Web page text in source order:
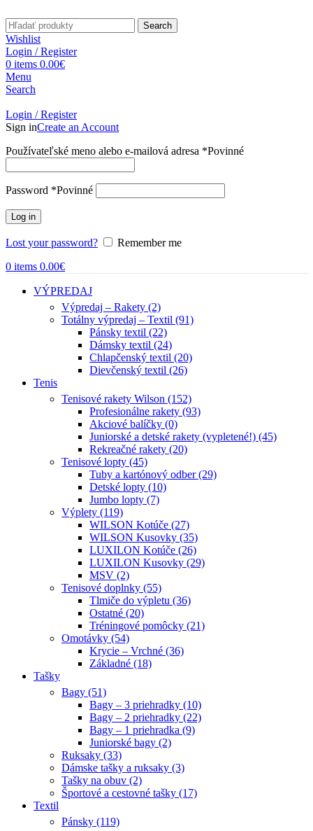
Search
Wishlist
Login / Register
0 items 0.00€
Menu
Search
Login / Register
Sign inCreate an Account
Používateľské meno alebo e-mailová adresa *Povinné
Password *Povinné
Log in
Lost your password?
Remember me
0 items 0.00€
VÝPREDAJ
Výpredaj – Rakety (2)
Totálny výpredaj – Textil (91)
Pánsky textil (22)
Dámsky textil (24)
Chlapčenský textil (20)
Dievčenský textil (26)
Tenis
Tenisové rakety Wilson (152)
Profesionálne rakety (93)
Akciové balíčky (0)
Juniorské a detské rakety (vypletené!) (45)
Rekreačné rakety (20)
Tenisové lopty (45)
Tuby a kartónový odber (29)
Detské lopty (10)
Jumbo lopty (7)
Výplety (119)
WILSON Kotúče (27)
WILSON Kusovky (35)
LUXILON Kotúče (26)
LUXILON Kusovky (29)
MSV (2)
Tenisové doplnky (55)
Tlmiče do výpletu (36)
Ostatné (20)
Tréningové pomôcky (21)
Omotávky (54)
Krycie – Vrchné (36)
Základné (18)
Tašky
Bagy (51)
Bagy – 3 priehradky (10)
Bagy – 2 priehradky (22)
Bagy – 1 priehradka (9)
Juniorské bagy (2)
Ruksaky (33)
Dámske tašky a ruksaky (3)
Tašky na obuv (2)
Športové a cestovné tašky (17)
Textil
Pánsky (119)